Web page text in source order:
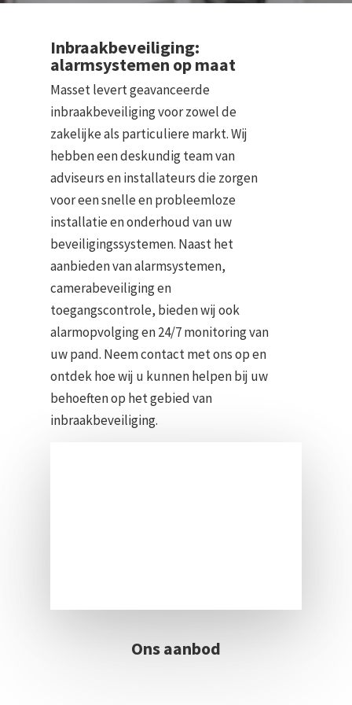
Inbraakbeveiliging:
alarmsystemen op maat
Masset levert geavanceerde
inbraakbeveiliging voor zowel de
zakelijke als particuliere markt. Wij
hebben een deskundig team van
adviseurs en installateurs die zorgen
voor een snelle en probleemloze
installatie en onderhoud van uw
beveiligingssystemen. Naast het
aanbieden van alarmsystemen,
camerabeveiliging en
toegangscontrole, bieden wij ook
alarmopvolging en 24/7 monitoring van
uw pand. Neem contact met ons op en
ontdek hoe wij u kunnen helpen bij uw
behoeften op het gebied van
inbraakbeveiliging.
Ons aanbod